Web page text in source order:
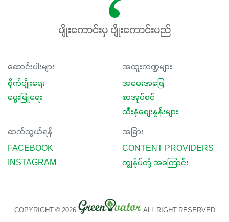
မျိုးကောင်းမှ ပျိုးကောင်းမည်
ဆောင်းပါးများ
စိုက်ပျိုးရေး
မွေးမြူရေး
အထူးကဏ္ဍများ
အမေးအဖြေ
စာအုပ်စင်
သီးနှံစျေးနှုန်းများ
ဆက်သွယ်ရန်
FACEBOOK
INSTAGRAM
အခြား
CONTENT PROVIDERS
ကျွန်ုပ်တို့ အကြောင်း
COPYRIGHT © 2026 ALL RIGHT RESERVED